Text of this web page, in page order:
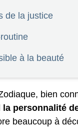
de la justice
à la beauté
bien
la personnalité
beaucoup à